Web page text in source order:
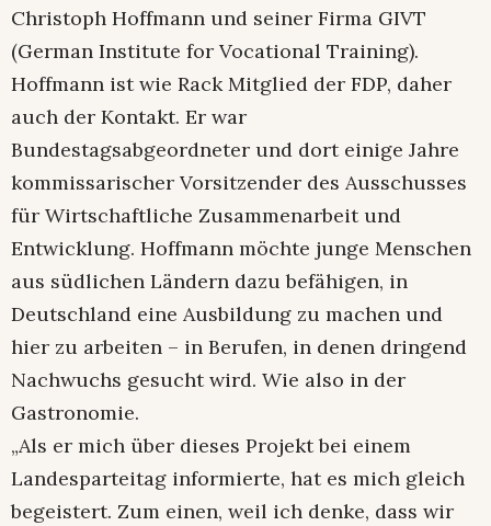
Christoph Hoffmann und seiner Firma GIVT
(German Institute for Vocational Training).
Hoffmann ist wie Rack Mitglied der FDP, daher
auch der Kontakt. Er war
Bundestagsabgeordneter und dort einige Jahre
kommissarischer Vorsitzender des Ausschusses
für Wirtschaftliche Zusammenarbeit und
Entwicklung. Hoffmann möchte junge Menschen
aus südlichen Ländern dazu befähigen, in
Deutschland eine Ausbildung zu machen und
hier zu arbeiten – in Berufen, in denen dringend
Nachwuchs gesucht wird. Wie also in der
Gastronomie.
„Als er mich über dieses Projekt bei einem
Landesparteitag informierte, hat es mich gleich
begeistert. Zum einen, weil ich denke, dass wir